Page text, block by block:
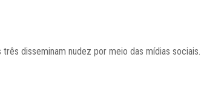
disseminam nudez por meio das mídias sociais.